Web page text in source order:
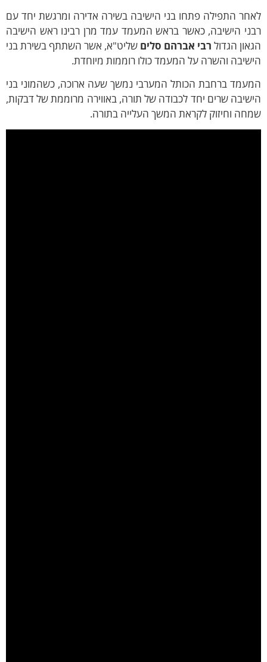
התפילה פתחו בני הישיבה בשירה אדירה ומרגשת יחד עם
הישיבה, כאשר בראש המעמד עמד מרן רבינו ראש הישיבה
הגדולרבי אברהם סליםשליט"א, אשר השתתף בשירת בני
והשרה על המעמד כולו רוממות מיוחדת.
ברחבת הכותל המערבי נמשך שעה ארוכה, כשהמוני בני
שרים יחד לכבודה של תורה, באווירה מרוממת של דבקות,
וחיזוק לקראת המשך העלייה בתורה.